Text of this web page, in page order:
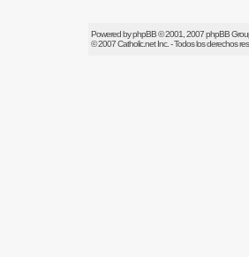
Powered byphpBB© 2001, 2007 phpBB
© 2007Catholic.netInc. - Todos los derechos